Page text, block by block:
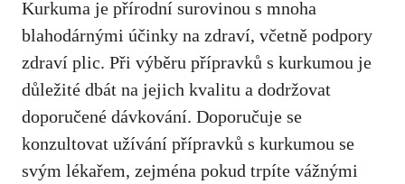
Kurkuma je⁤ přírodní⁣ surovinou s mnoha
blahodárnými účinky na zdraví, včetně podpory
zdraví plic. Při výběru přípravků s kurkumou je
důležité dbát na jejich‍ kvalitu a dodržovat‌
doporučené ‍dávkování. Doporučuje se
konzultovat ‌užívání přípravků s kurkumou se
svým lékařem, zejména pokud trpíte ‍vážnými⁤